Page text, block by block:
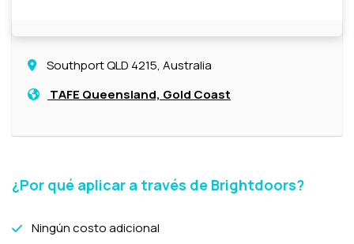
Southport QLD 4215, Australia
TAFE Queensland, Gold Coast
¿Por qué aplicar a través de Brightdoors?
Ningún costo adicional